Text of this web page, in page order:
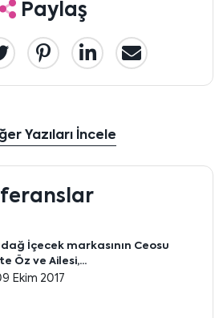
Paylaş
Yazıları İncele
İçecek markasının Ceosu
Öz ve Ailesi,...
Ekim 2017